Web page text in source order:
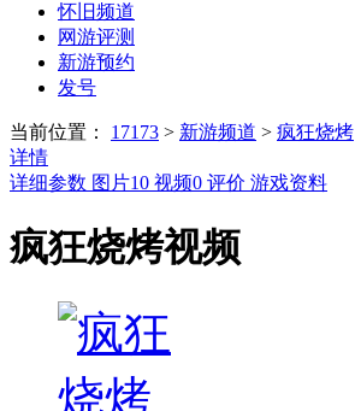
怀旧频道
网游评测
新游预约
发号
当前位置： 17173 > 新游频道 > 疯狂烧烤
详情
详细参数 图片10 视频0 评价 游戏资料
疯狂烧烤视频